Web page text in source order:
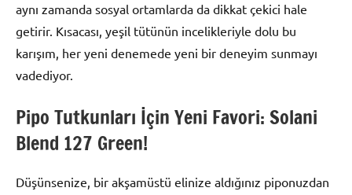
aynı zamanda sosyal ortamlarda da dikkat çekici hale
getirir. Kısacası, yeşil tütünün incelikleriyle dolu bu
karışım, her yeni denemede yeni bir deneyim sunmayı
vadediyor.
Pipo Tutkunları İçin Yeni Favori: Solani
Blend 127 Green!
Düşünsenize, bir akşamüstü elinize aldığınız piponuzdan